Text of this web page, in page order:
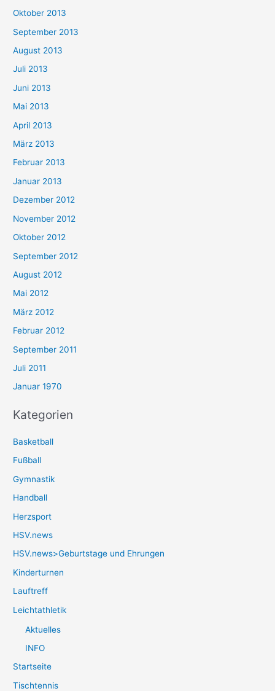
Oktober 2013
September 2013
August 2013
Juli 2013
Juni 2013
Mai 2013
April 2013
März 2013
Februar 2013
Januar 2013
Dezember 2012
November 2012
Oktober 2012
September 2012
August 2012
Mai 2012
März 2012
Februar 2012
September 2011
Juli 2011
Januar 1970
Kategorien
Basketball
Fußball
Gymnastik
Handball
Herzsport
HSV.news
HSV.news>Geburtstage und Ehrungen
Kinderturnen
Lauftreff
Leichtathletik
Aktuelles
INFO
Startseite
Tischtennis